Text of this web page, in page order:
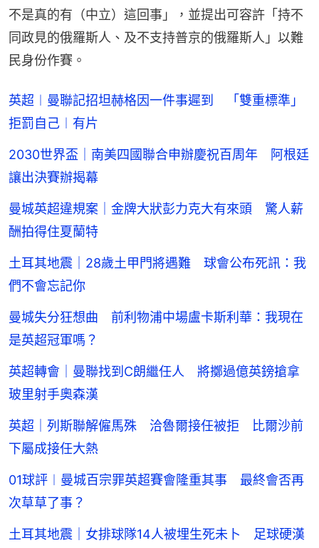
不是真的有（中立）這回事」，並提出可容許「持不
同政見的俄羅斯人、及不支持普京的俄羅斯人」以難
民身份作賽。
英超︱曼聯記招坦赫格因一件事遲到 「雙重標準」
拒罰自己︱有片
2030世界盃｜南美四國聯合申辦慶祝百周年 阿根廷
讓出決賽辦揭幕
曼城英超違規案｜金牌大狀彭力克大有來頭 驚人薪
酬拍得住夏蘭特
土耳其地震｜28歲土甲門將遇難 球會公布死訊：我
們不會忘記你
曼城失分狂想曲 前利物浦中場盧卡斯利華：我現在
是英超冠軍嗎？
英超轉會｜曼聯找到C朗繼任人 將擲過億英鎊搶拿
玻里射手奧森漢
英超｜列斯聯解僱馬殊 洽魯爾接任被拒 比爾沙前
下屬成接任大熱
01球評︱曼城百宗罪英超賽會隆重其事 最終會否再
次草草了事？
土耳其地震｜女排球隊14人被埋生死未卜 足球硬漢